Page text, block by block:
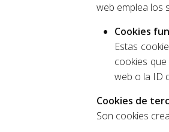
web emplea los
Cookies
Estas
cookies
web o la ID
Cookies de
Son cookies